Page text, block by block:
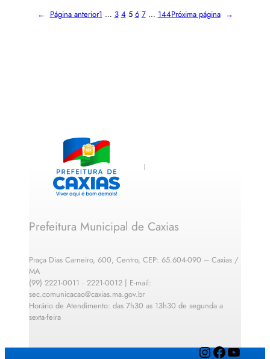
← Página anterior1 … 3 4 5 6 7 … 144Próxima página →
Prefeitura Municipal de Caxias
Praça Dias Carneiro, 600, Centro, CEP: 65.604-090 – Caxias /
MA
(99) 2221-0011 · 2221-0012 | E-mail:
sec.comunicacao@caxias.ma.gov.br
Horário de Atendimento: das 7h30 as 13h30 de segunda a
sexta-feira
InstagramFacebook YouTube